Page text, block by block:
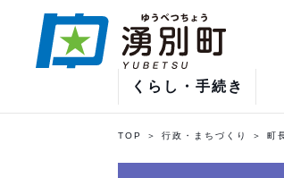
くらし・手続き
TOP 行政・まちづくり 町